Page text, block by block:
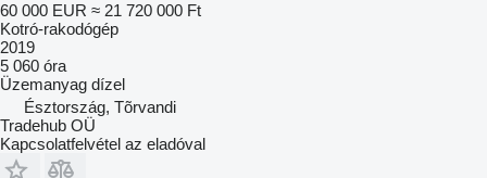
60 000 EUR ≈ 21 720 000 Ft
Kotró-rakodógép
2019
5 060 óra
Üzemanyag dízel
Észtország, Tõrvandi
Tradehub OÜ
Kapcsolatfelvétel az eladóval